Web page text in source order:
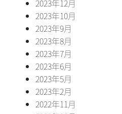
2023年12月
2023年10月
2023年9月
2023年8月
2023年7月
2023年6月
2023年5月
2023年2月
2022年11月